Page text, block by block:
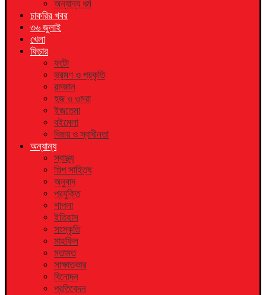
অন্যান্য ধর্ম
চাকরির খবর
৩৬ জুলাই
খেলা
ফিচার
ফটো
ভ্রমণ ও প্রকৃতি
রমজান
হজ ও ওমরা
ইজতেমা
বইমেলা
বিজয় ও স্বাধীনতা
অন্যান্য
স্বাস্থ্য
শিল্প সাহিত্য
অনুবাদ
প্রযুক্তি
শাপলা
ইতিহাস
সংস্কৃতি
মাহফিল
মতামত
সাক্ষাতকার
বিনোদন
প্রতিবেদন